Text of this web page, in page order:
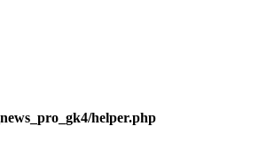
helper.php